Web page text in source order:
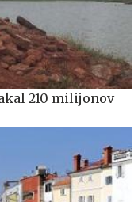
210 milijonov